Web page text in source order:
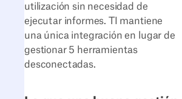
utilización sin necesidad de
ejecutar informes. TI mantiene
una única integración en lugar de
gestionar 5 herramientas
desconectadas.